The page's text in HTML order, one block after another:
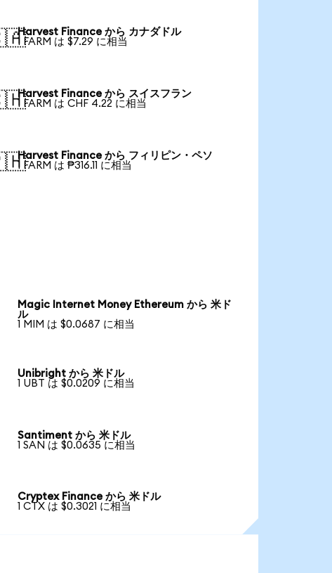
Harvest Finance から カナダドル
1 FARM は $7.29 に相当
Harvest Finance から スイスフラン
1 FARM は CHF 4.22 に相当
Harvest Finance から フィリピン・ペソ
1 FARM は ₱316.11 に相当
Magic Internet Money Ethereum から 米ド
ル
1 MIM は $0.0687 に相当
Unibright から 米ドル
1 UBT は $0.0209 に相当
Santiment から 米ドル
1 SAN は $0.0635 に相当
Cryptex Finance から 米ドル
1 CTX は $0.3021 に相当